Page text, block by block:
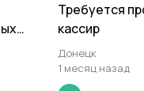
Требуется
кассир
Донецк
1 месяц назад